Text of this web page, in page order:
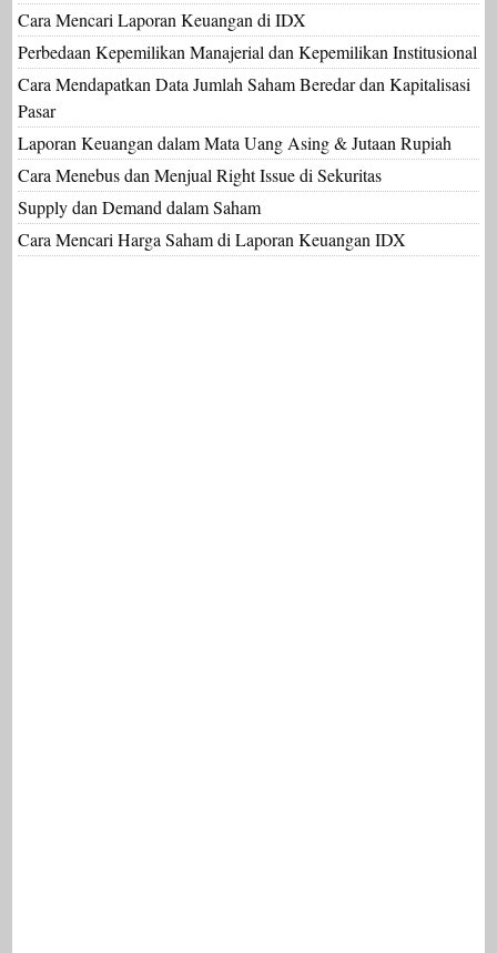
Cara Mencari Laporan Keuangan di IDX
Perbedaan Kepemilikan Manajerial dan Kepemilikan Institusional
Cara Mendapatkan Data Jumlah Saham Beredar dan Kapitalisasi
Pasar
Laporan Keuangan dalam Mata Uang Asing & Jutaan Rupiah
Cara Menebus dan Menjual Right Issue di Sekuritas
Supply dan Demand dalam Saham
Cara Mencari Harga Saham di Laporan Keuangan IDX